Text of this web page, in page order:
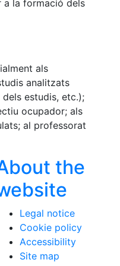
a la formació dels
als
analitzats
estudis, etc.);
ocupador; als
al professorat
the
Legal notice
Cookie policy
Accessibility
Site map